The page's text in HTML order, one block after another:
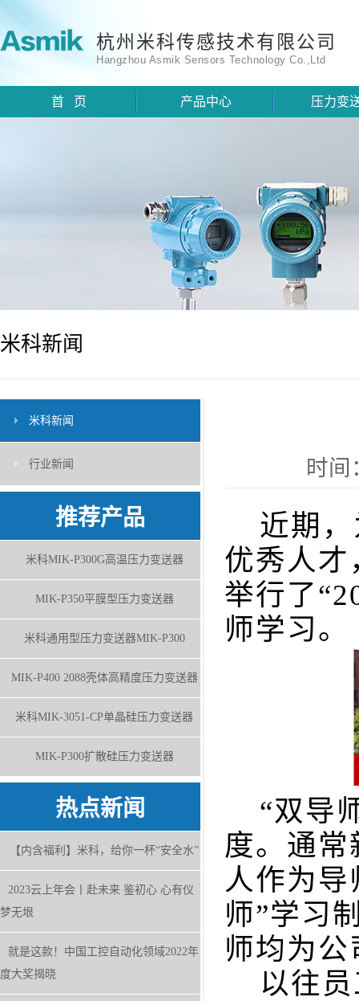
杭州米科传感技术有限公司
Hangzhou Asmik Sensors Technology Co.,Ltd
首 页 产品中心 压力变
米科新闻
米科新闻
行业新闻
推荐产品
米科MIK-P300G高温压力变送器
MIK-P350平膜型压力变送器
米科通用型压力变送器MIK-P300
MIK-P400 2088壳体高精度压力变送器
米科MIK-3051-CP单晶硅压力变送器
MIK-P300扩散硅压力变送器
热点新闻
【内含福利】米科，给你一杯“安全水”
2023云上年会丨赴未来 鉴初心 心有仪
梦无垠
就是这款！中国工控自动化领域2022年
度大奖揭晓
时间
近期，
优秀人才
举行了
师学习。
“双导
度。通
人作为
师”学习
师均为
以往员